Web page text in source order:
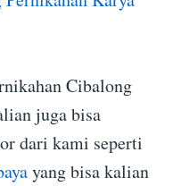
Cibalong
juga bisa
dari kami seperti
yang bisa kalian